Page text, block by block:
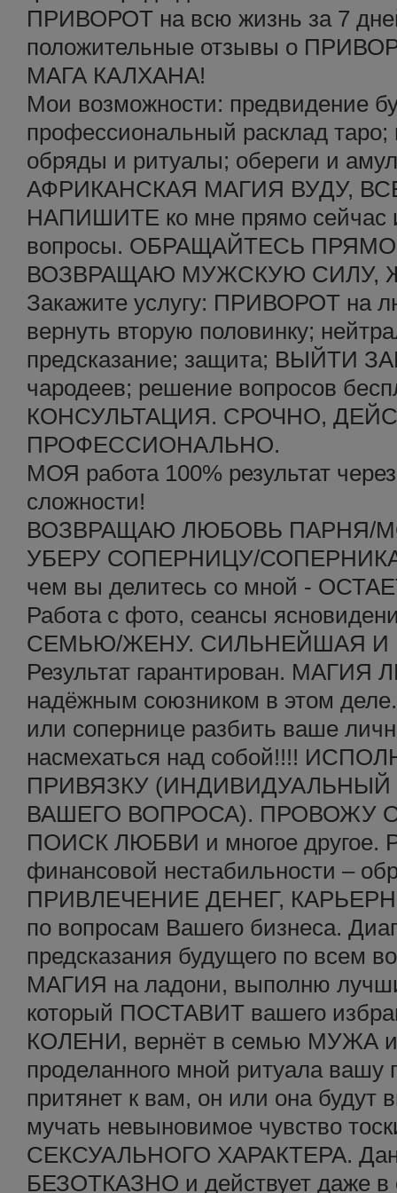
ПРИВОРОТ на всю жизнь за 7
положительные отзывы о
МАГА КАЛХАНА!
Мои возможности: предвидение
профессиональный расклад таро;
обряды и ритуалы; обереги и
АФРИКАНСКАЯ МАГИЯ ВУДУ,
НАПИШИТЕ ко мне прямо сейчас
вопросы. ОБРАЩАЙТЕСЬ
ВОЗВРАЩАЮ МУЖСКУЮ СИЛУ,
Закажите услугу: ПРИВОРОТ на
вернуть вторую половинку;
предсказание; защита; ВЫЙТИ
чародеев; решение вопросов
КОНСУЛЬТАЦИЯ. СРОЧНО,
ПРОФЕССИОНАЛЬНО.
МОЯ работа 100% результат
сложности!
ВОЗВРАЩАЮ ЛЮБОВЬ ПАРНЯ/
УБЕРУ СОПЕРНИЦУ/
чем вы делитесь со мной -
Работа с фото, сеансы
СЕМЬЮ/ЖЕНУ. СИЛЬНЕЙШАЯ И
Результат гарантирован.
надёжным союзником в этом
или сопернице разбить ваше
насмехаться над собой!!!!
ПРИВЯЗКУ
ВАШЕГО ВОПРОСА). ПРОВОЖУ
ПОИСК ЛЮБВИ и многое другое.
финансовой нестабильности –
ПРИВЛЕЧЕНИЕ ДЕНЕГ,
по вопросам Вашего бизнеса.
предсказания будущего по
МАГИЯ на ладони, выполню
который ПОСТАВИТ вашего
КОЛЕНИ, вернёт в семью МУЖА
проделанного мной ритуала
притянет к вам, он или она будут
мучать невыновимое чувство
СЕКСУАЛЬНОГО ХАРАКТЕРА.
БЕЗОТКАЗНО и действует даже